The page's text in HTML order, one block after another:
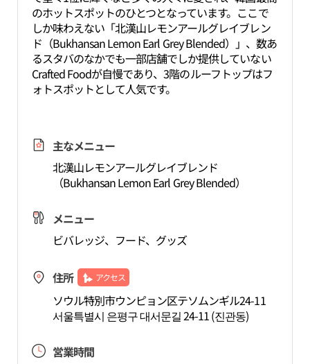
のホットスポットのひとつとなっています。ここで
しか味わえない「北漢山レモンアールグレイブレン
ド（Bukhansan Lemon Earl Grey Blended）」、数あ
るスタバのなかでも一部店舗でしか提供していない
Crafted Foodが自慢であり、3階のルーフトップはフ
ォトスポットとして人気です。
主なメニュー
北漢山レモンアールグレイブレンド
（Bukhansan Lemon Earl Grey Blended）
メニュー
ビバレッジ、フード、グッズ
住所 アクセス
ソウル特別市ウンピョン区テソムンギル24-11
서울특별시 은평구 대서문길 24-11 (진관동)
営業時間